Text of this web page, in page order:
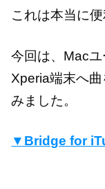
これは本当に便
今回は、Mac
Xperia端末へ
みました。
▼Bridge for